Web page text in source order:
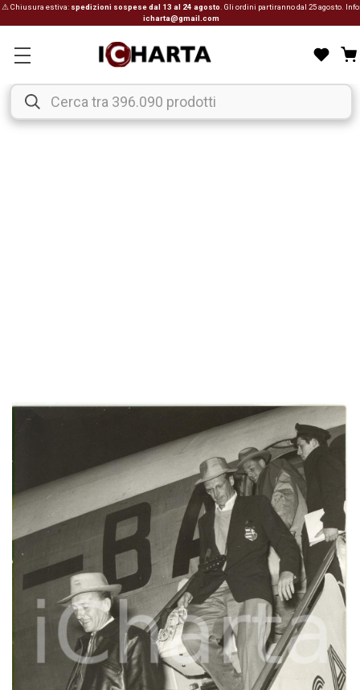
⚠ Chiusura estiva: spedizioni sospese dal 13 al 24 agosto . Gli ordini partiranno dal 25 agosto. Info:
icharta@gmail.com